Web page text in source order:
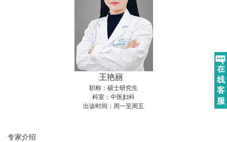
王艳丽
职称：​硕士研究生
科室：中医妇科
出诊时间：周一至周五
专家介绍
在
线
客
服